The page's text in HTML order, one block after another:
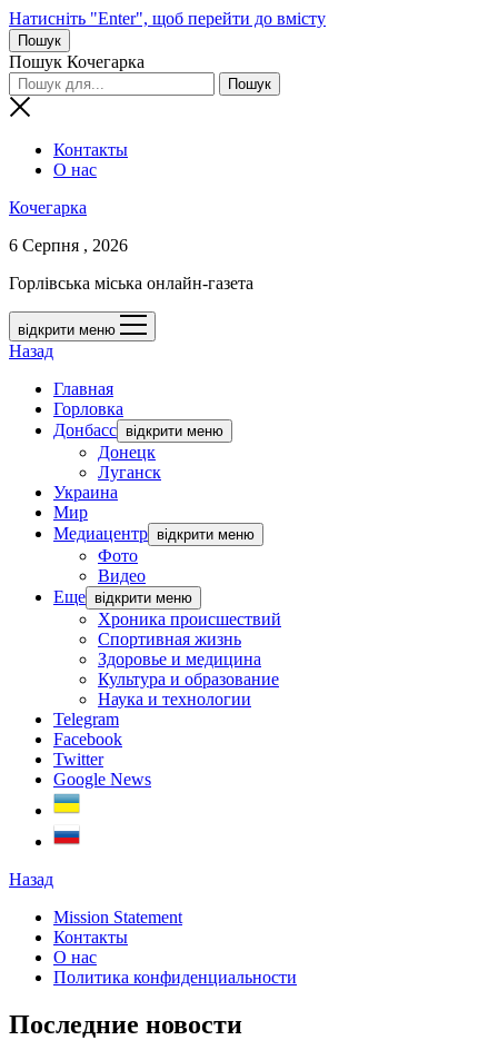
Натисніть "Enter", щоб перейти до вмісту
Пошук
Пошук Кочегарка
Контакты
О нас
Кочегарка
6 Серпня , 2026
Горлівська міська онлайн-газета
відкрити меню
Назад
Главная
Горловка
Донбасс відкрити меню
Донецк
Луганск
Украина
Мир
Медиацентр відкрити меню
Фото
Видео
Еще відкрити меню
Хроника происшествий
Спортивная жизнь
Здоровье и медицина
Культура и образование
Наука и технологии
Telegram
Facebook
Twitter
Google News
Назад
Mission Statement
Контакты
О нас
Политика конфиденциальности
Последние новости